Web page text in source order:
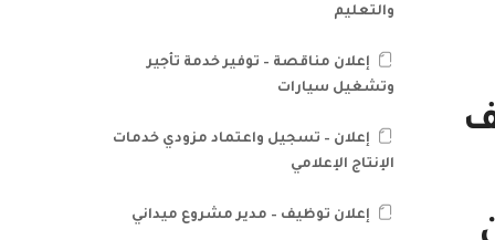
والتعليم
إعلان مناقصة – توفير خدمة تأجير
وتشغيل سيارات
إعلان – تسجيل واعتماد مزودي خدمات
الإنتاج الإعلامي
إعلان توظيف – مدير مشروع ميداني